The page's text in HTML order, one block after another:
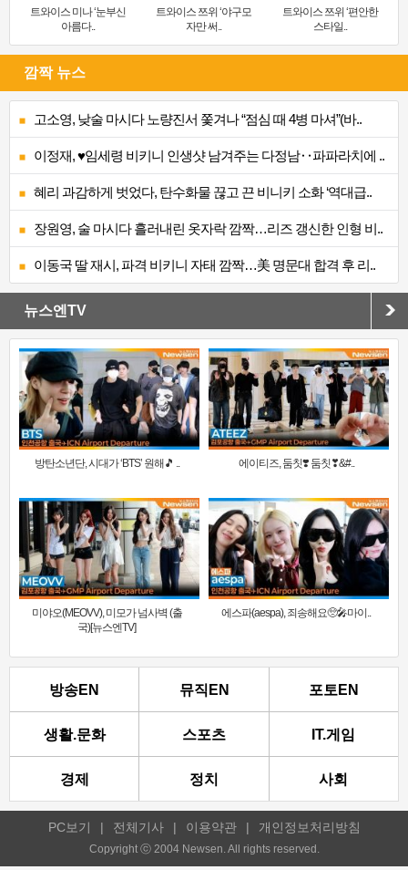
트와이스 미나 ‘눈부신
아름다..
트와이스 쯔위 ‘야구모
자만 써..
트와이스 쯔위 ‘편안한
스타일..
깜짝 뉴스
고소영, 낮술 마시다 노량진서 쫓겨나 “점심 때 4병 마셔”(바..
이정재, ♥임세령 비키니 인생샷 남겨주는 다정남‥파파라치에 ..
혜리 과감하게 벗었다, 탄수화물 끊고 끈 비니키 소화 ‘역대급..
장원영, 술 마시다 흘러내린 옷자락 깜짝…리즈 갱신한 인형 비..
이동국 딸 재시, 파격 비키니 자태 깜짝…美 명문대 합격 후 리..
뉴스엔TV
방탄소년단, 시대가 ‘BTS’ 원해🎵 .. 에이티즈, 둠칫❣️ 둠칫❣&#..
미야오(MEOVV), 미모가 넘사벽 (출
국)[뉴스엔TV]
에스파(aespa), 죄송해요🥺🎤마이..
방송EN 뮤직EN 포토EN
생활.문화 스포츠 IT.게임
경제 정치 사회
PC보기 | 전체기사 | 이용약관 | 개인정보처리방침
Copyright ⓒ 2004 Newsen. All rights reserved.